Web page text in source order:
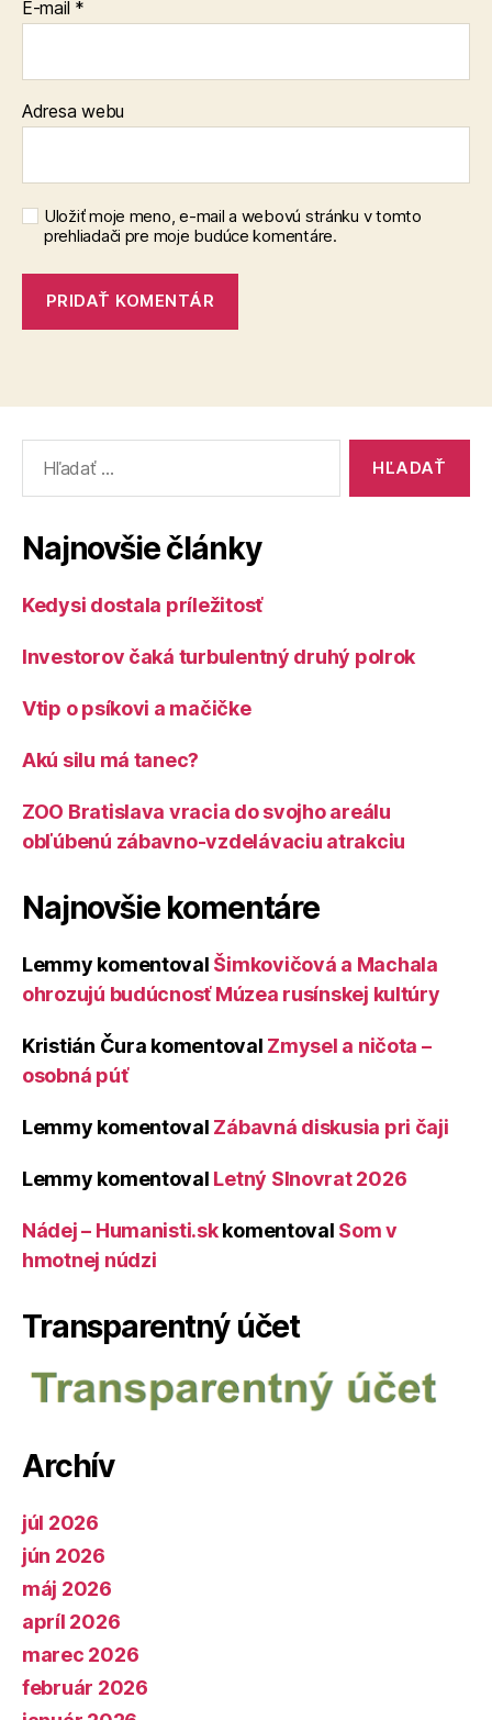
E-mail *
Adresa webu
Uložiť moje meno, e-mail a webovú stránku v tomto
prehliadači pre moje budúce komentáre.
Najnovšie články
Kedysi dostala príležitosť
Investorov čaká turbulentný druhý polrok
Vtip o psíkovi a mačičke
Akú silu má tanec?
ZOO Bratislava vracia do svojho areálu
obľúbenú zábavno-vzdelávaciu atrakciu
Najnovšie komentáre
Lemmy komentoval Šimkovičová a Machala
ohrozujú budúcnosť Múzea rusínskej kultúry
Kristián Čura komentoval Zmysel a ničota –
osobná púť
Lemmy komentoval Zábavná diskusia pri čaji
Lemmy komentoval Letný Slnovrat 2026
Nádej – Humanisti.skkomentoval Som v
hmotnej núdzi
Transparentný účet
Archív
júl 2026
jún 2026
máj 2026
apríl 2026
marec 2026
február 2026